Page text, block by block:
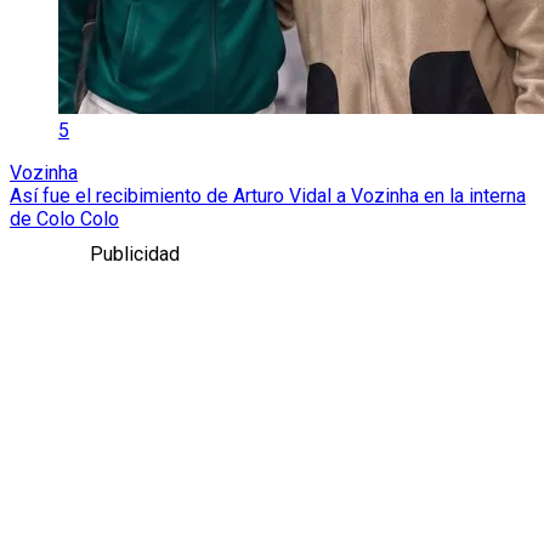
5
Vozinha
Así fue el recibimiento de Arturo Vidal a Vozinha en la interna
de Colo Colo
Publicidad